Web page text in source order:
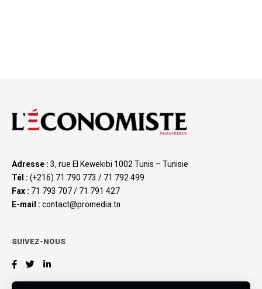
Adresse : 3, rue El Kewekibi 1002 Tunis – Tunisie
Tél : (+216) 71 790 773 / 71 792 499
Fax : 71 793 707 / 71 791 427
E-mail : contact@promedia.tn
SUIVEZ-NOUS